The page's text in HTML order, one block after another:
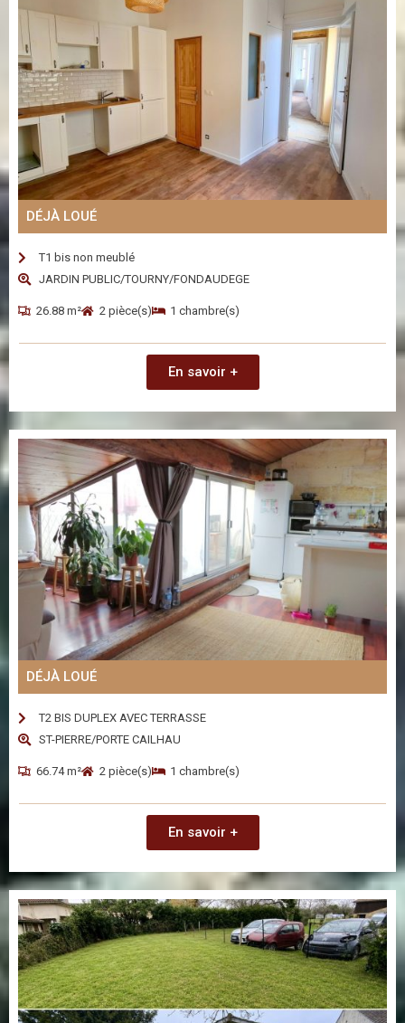
DÉJÀ LOUÉ
T1 bis non meublé
JARDIN PUBLIC/TOURNY/FONDAUDEGE
26.88 m² 2 pièce(s) 1 chambre(s)
En savoir +
DÉJÀ LOUÉ
T2 BIS DUPLEX AVEC TERRASSE
ST-PIERRE/PORTE CAILHAU
66.74 m² 2 pièce(s) 1 chambre(s)
En savoir +